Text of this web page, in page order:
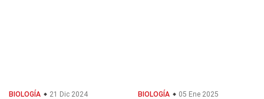
BIOLOGÍA 21 Dic 2024 BIOLOGÍA 05 Ene 2025